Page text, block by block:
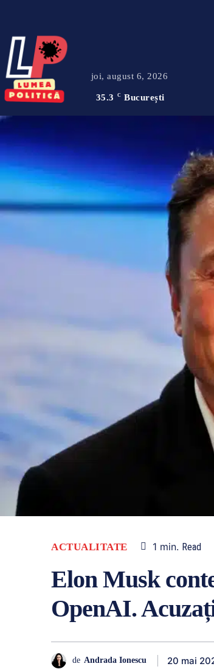
joi, august 6, 2026
35.3 C București
ACTUALITATE 1 min. Read
Elon Musk
OpenAI.
de Andrada Ionescu 20 mai